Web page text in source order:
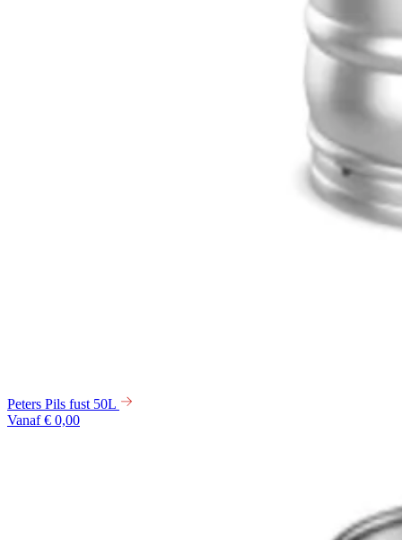
Peters Pils fust 50L
Vanaf € 0,00